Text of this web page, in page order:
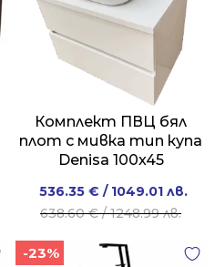
Комплект ПВЦ бял
плот с мивка тип купа
Denisa 100x45
638.60€/ 1248.99 лв.
Original
price
638.60 €
536.35 € / 1049.01 лв.
Current
price
536.35 €
-23%